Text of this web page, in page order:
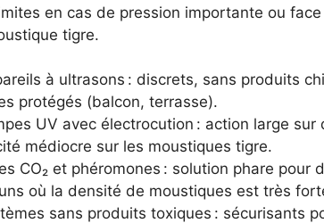
en cas de pression importante ou
tigre.
à ultrasons : discrets, sans produits
protégés (balcon, terrasse).
UV avec électrocution : action large
médiocre sur les moustiques tigre.
CO₂ et phéromones : solution phare
où la densité de moustiques est très
sans produits toxiques : sécurisants